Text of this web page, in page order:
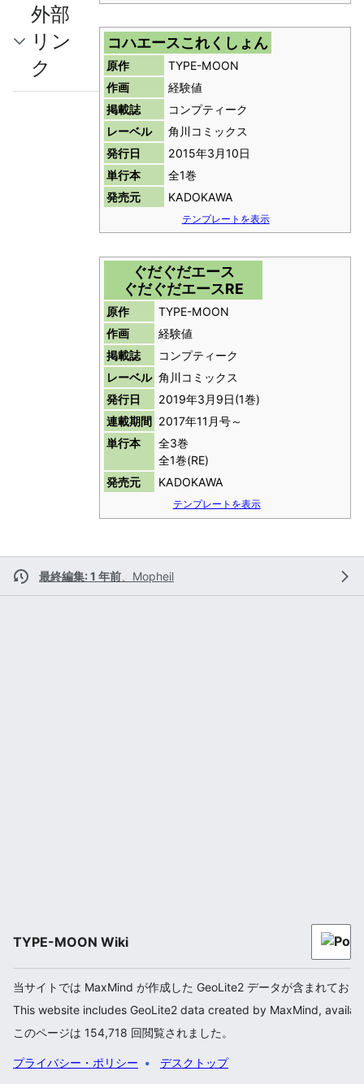
コハエースこれくしょん
原作
TYPE-MOON
作画
経験値
掲載誌
コンプティーク
レーベル
角川コミックス
発行日
2015年3月10日
単行本
全1巻
発売元
KADOKAWA
テンプレートを表示
ぐだぐだエース
ぐだぐだエースRE
原作
TYPE-MOON
作画
経験値
掲載誌
コンプティーク
レーベル 角川コミックス
発行日
2019年3月9日(1巻)
連載期間
2017年11月号～
単行本
全3巻
全1巻(RE)
発売元
KADOKAWA
テンプレートを表示
外部
リン
ク
最終編集: 1 年前 Mopheil
TYPE-MOON Wiki
当サイトでは MaxMind が作成した GeoLite2 データが含まれてお
This website includes GeoLite2 data created by MaxMind,
このページは 154,718 回閲覧されました。
プライバシー・ポリシー デスクトップ